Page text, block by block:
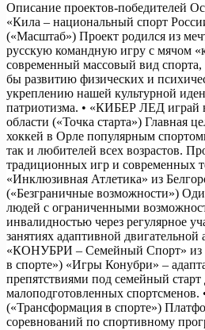
Описание проектов-победителей
«Кила – национальный спорт
(«Масштаб») Проект родился из
русскую командную игру с мячом
современный массовый вид спорта,
бы развитию физических и
укреплению нашей культурной
патриотизма. • «КИБЕР ЛЕД играй
области («Точка старта») Главная
хоккей в Орле популярным
так и любителей всех возрастов.
традиционных игр и современных
«Инклюзивная Атлетика» из
(«Безграничные возможности»)
людей с ограниченными
инвалидностью через регулярное
занятиях адаптивной двигательной
«КОНУБРИ – Семейный Спорт» из
в спорте») «Игры Конубри» –
препятствиями под семейный
малоподготовленных
(«Трансформация в спорте»)
соревнований по спортивному